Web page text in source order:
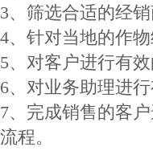
3、筛选合适的经销
4、针对当地的作
5、对客户进行有
6、对业务助理进
7、完成销售的客
流程。